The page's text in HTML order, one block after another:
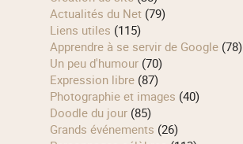
Actualités du Net(79)
Liens utiles (115)
Apprendre à se servir de Google(78)
Un peu d'humour(70)
Expression libre(87)
Photographie et images (40)
Doodle du jour(85)
Grands événements (26)